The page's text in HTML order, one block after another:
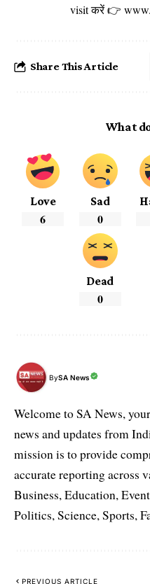
visit करें 👉
Share This Article
What
Love
6
Sad
0
Dead
0
BySA News
Welcome to SA News,
news and updates from
mission is to provide
accurate reporting across
Business, Education,
Politics, Science, Sports,
PREVIOUS ARTICLE